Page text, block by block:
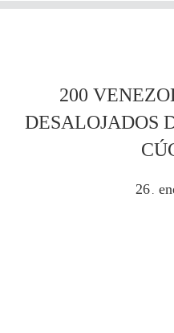
200
DESALOJADOS
26 .